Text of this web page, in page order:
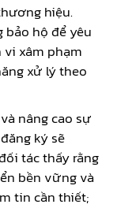
hiệu.
bảo hộ để yêu
xâm phạm
xử lý theo
nâng cao sự
ký sẽ
tác thấy rằng
bền vững và
tin cần thiết;